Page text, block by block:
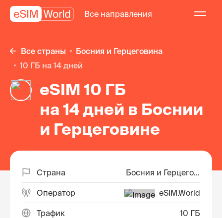
Все направления
Все страны
Босния и Герцеговина
10 ГБ на 14 дней
eSIM 10 ГБ
на 14 дней в Боснии
и Герцеговине
Страна Босния и Герцеговина
Оператор eSIM.World
Трафик 10 ГБ